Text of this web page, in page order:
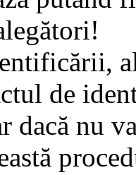
de
dacă nu